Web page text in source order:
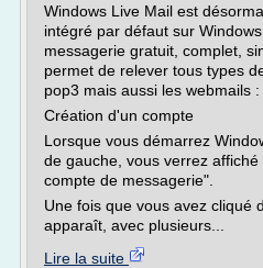
Windows Live Mail est
intégré par défaut sur
messagerie gratuit, complet,
permet de relever tous types
pop3 mais aussi les webmails
Création d'un compte
Lorsque vous démarrez
de gauche, vous verrez
compte de messagerie".
Une fois que vous avez cliqué
apparaît, avec plusieurs...
Lire la suite